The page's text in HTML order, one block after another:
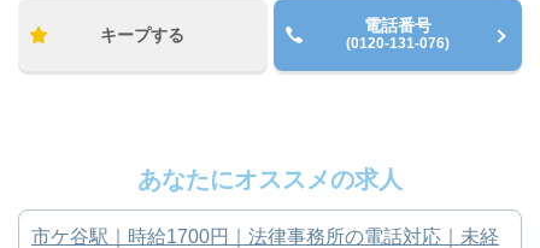
キープする 電話番号
(0120-131-076)
あなたにオススメの求人
市ケ谷駅｜時給1700円｜法律事務所の電話対応｜未経